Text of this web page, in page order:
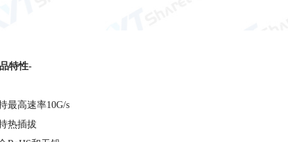
特性-
最高速率10G/s
热插拔